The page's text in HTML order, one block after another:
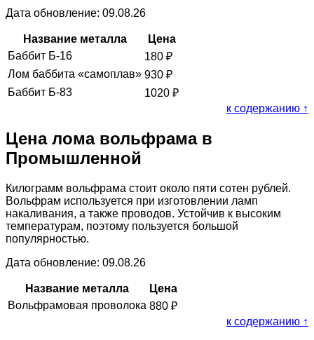
Дата обновление: 09.08.26
Название металла
Цена
Баббит Б-16
180 ₽
Лом баббита «самоплав» 930 ₽
Баббит Б-83
1020 ₽
к содержанию ↑
Цена лома вольфрама в
Промышленной
Килограмм вольфрама стоит около пяти сотен рублей.
Вольфрам используется при изготовлении ламп
накаливания, а также проводов. Устойчив к высоким
температурам, поэтому пользуется большой
популярностью.
Дата обновление: 09.08.26
Название металла
Цена
Вольфрамовая проволока 880 ₽
к содержанию ↑